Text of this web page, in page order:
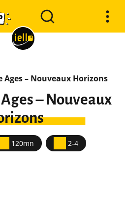
Ages – Nouveaux Horizons
– Nouveaux
120mn 2-4